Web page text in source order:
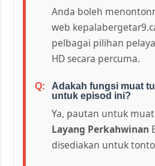
Anda boleh
web
pelbagai pilihan
HD secara percuma.
Adakah fungsi muat
untuk episod ini?
Ya, pautan untuk
Layang Perkahwinan
disediakan untuk